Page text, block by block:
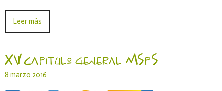
Leer más
XVI capitulo general MSpS
8 marzo 2016